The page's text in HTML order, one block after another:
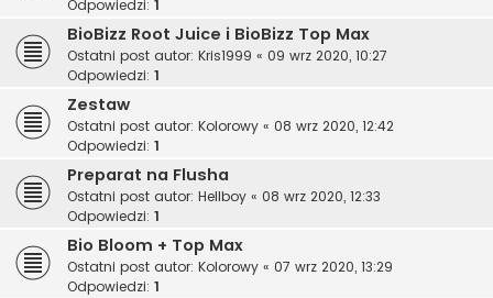
Odpowiedzi: 1
BioBizz Root Juice i BioBizz Top Max
Ostatni post autor: Kris1999 « 09 wrz 2020, 10:27
Odpowiedzi: 1
Zestaw
Ostatni post autor: Kolorowy « 08 wrz 2020, 12:42
Odpowiedzi: 1
Preparat na Flusha
Ostatni post autor: Hellboy « 08 wrz 2020, 12:33
Odpowiedzi: 1
Bio Bloom + Top Max
Ostatni post autor: Kolorowy « 07 wrz 2020, 13:29
Odpowiedzi: 1